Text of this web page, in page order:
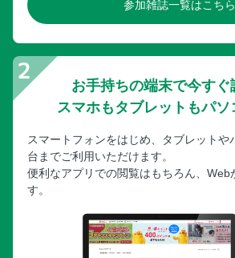
参加雑誌一覧はこちら
お手持ちの端末で今すぐ
スマホもタブレットもパソ
スマートフォンをはじめ、タブレットや
台までご利用いただけます。
便利なアプリでの閲覧はもちろん、Web
す。